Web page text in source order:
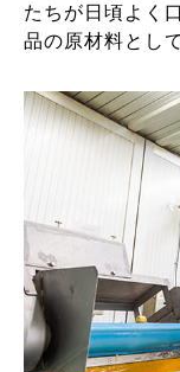
たちが日頃よく
品の原材料とし